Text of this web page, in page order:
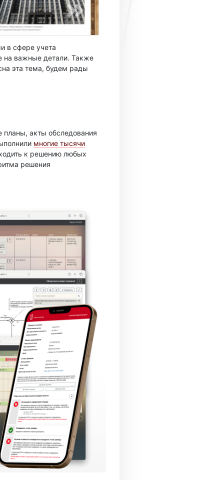
в сфере учета
на важные детали. Также
эта тема, будем рады
планы, акты обследования
многие тысячи
к решению любых
решения